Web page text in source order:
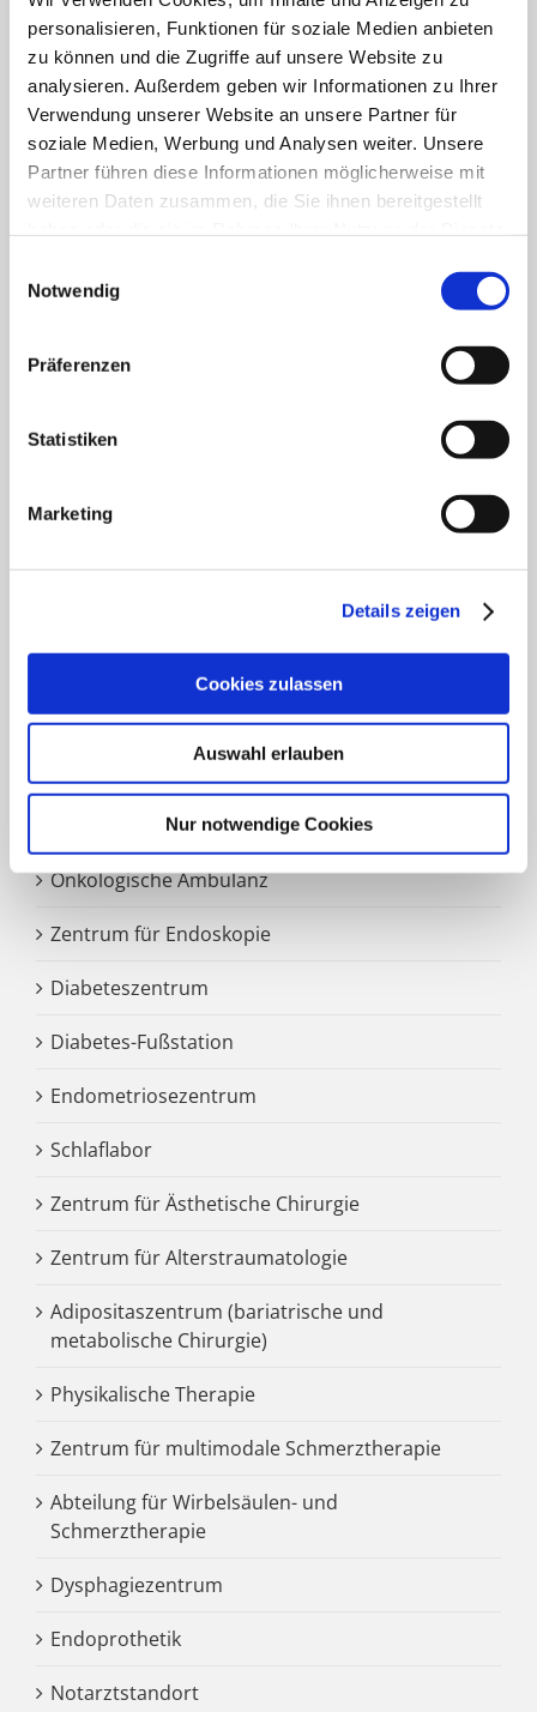
personalisieren, Funktionen für soziale Medien anbieten
zu können und die Zugriffe auf unsere Website zu
analysieren. Außerdem geben wir Informationen zu Ihrer
Verwendung unserer Website an unsere Partner für
soziale Medien, Werbung und Analysen weiter. Unsere
Partner führen diese Informationen möglicherweise mit
weiteren Daten zusammen, die Sie ihnen bereitgestellt
Notwendig
Präferenzen
Statistiken
Marketing
Details zeigen
Cookies zulassen
Auswahl erlauben
Nur notwendige Cookies
invasive Chirurgie
Klinik für Anästhesiologie & Intensivmedizin
Klinik für Innere Medizin Goethestraße
Klinik für Innere Medizin Schützenstraße
Klinik für Orthopädie & Unfallchirurgie
Klinik für Plastische und Ästhetische Chirurgie,
Frauenklinik
Pflegedienst
Zentrale Notaufnahme
Darmzentrum
Onkologische Ambulanz
Zentrum für Endoskopie
Diabeteszentrum
Diabetes-Fußstation
Endometriosezentrum
Schlaflabor
Zentrum für Ästhetische Chirurgie
Zentrum für Alterstraumatologie
Adipositaszentrum (bariatrische und
metabolische Chirurgie)
Physikalische Therapie
Zentrum für multimodale Schmerztherapie
Abteilung für Wirbelsäulen- und
Schmerztherapie
Dysphagiezentrum
Endoprothetik
Notarztstandort